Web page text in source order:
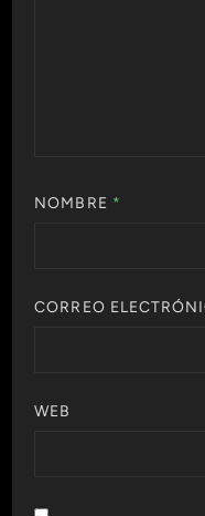
NOMBRE *
CORREO
WEB